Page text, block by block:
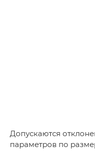
Допускаются
параметров по